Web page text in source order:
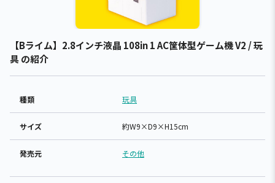
【Bライム】2.8インチ液晶 108in 1 AC筐体型ゲーム機 V2 / 玩
具 の紹介
種類 玩具
サイズ 約W9×D9×H15cm
発売元 その他